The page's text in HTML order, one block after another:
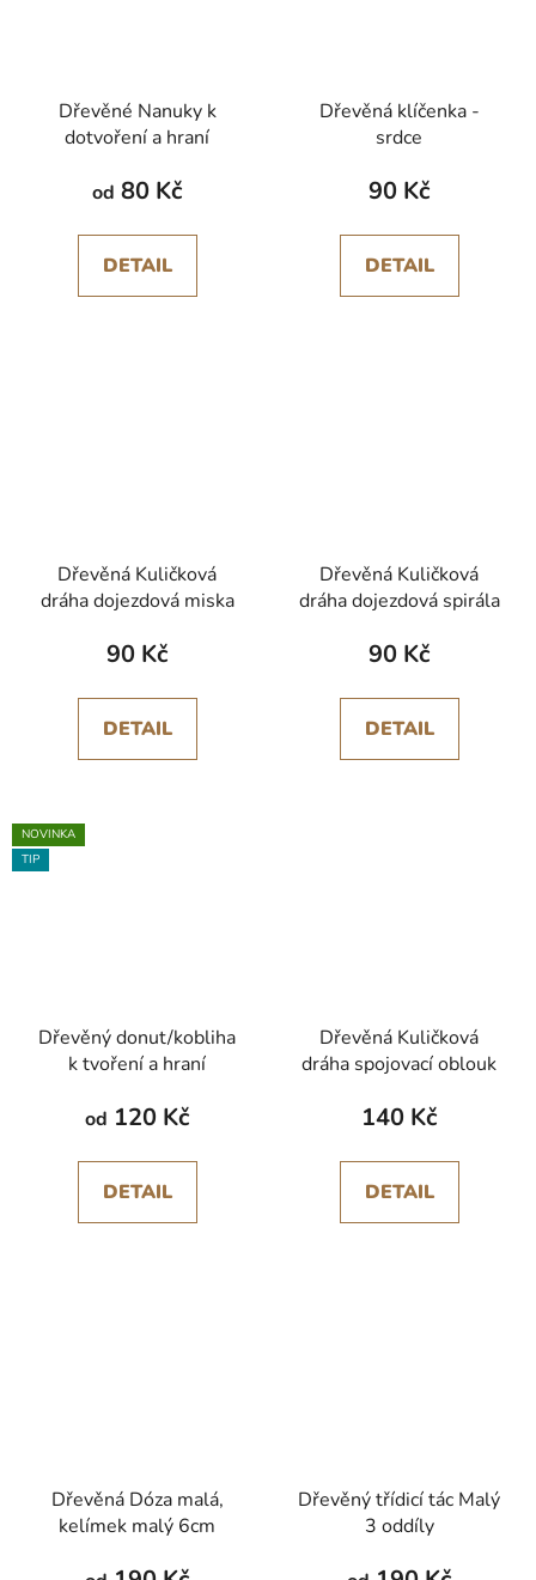
Dřevěné Nanuky k
dotvoření a hraní
od 80 Kč
DETAIL
Dřevěná klíčenka -
srdce
90 Kč
DETAIL
Dřevěná Kuličková
dráha dojezdová miska
90 Kč
DETAIL
Dřevěná Kuličková
dráha dojezdová spirála
90 Kč
DETAIL
NOVINKA
TIP
Dřevěný donut/kobliha
k tvoření a hraní
od 120 Kč
DETAIL
Dřevěná Kuličková
dráha spojovací oblouk
140 Kč
DETAIL
Dřevěná Dóza malá,
kelímek malý 6cm
Dřevěný třídicí tác Malý
3 oddíly